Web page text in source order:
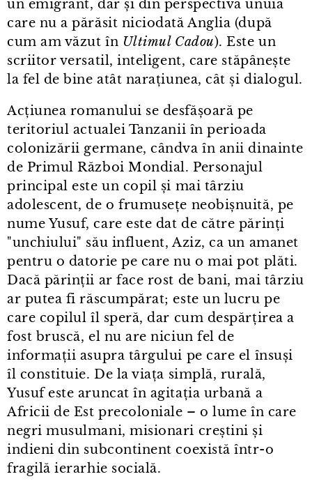
un emigrant, dar și din perspectiva unuia
care nu a părăsit niciodată Anglia (după
cum am văzut în Ultimul Cadou). Este un
scriitor versatil, inteligent, care stăpânește
la fel de bine atât narațiunea, cât și dialogul.
Acțiunea romanului se desfășoară pe
teritoriul actualei Tanzanii în perioada
colonizării germane, cândva în anii dinainte
de Primul Război Mondial. Personajul
principal este un copil și mai târziu
adolescent, de o frumusețe neobișnuită, pe
nume Yusuf, care este dat de către părinți
"unchiului" său influent, Aziz, ca un amanet
pentru o datorie pe care nu o mai pot plăti.
Dacă părinții ar face rost de bani, mai târziu
ar putea fi răscumpărat; este un lucru pe
care copilul îl speră, dar cum despărțirea a
fost bruscă, el nu are niciun fel de
informații asupra târgului pe care el însuși
îl constituie. De la viața simplă, rurală,
Yusuf este aruncat în agitația urbană a
Africii de Est precoloniale – o lume în care
negri musulmani, misionari creștini și
indieni din subcontinent coexistă într⁠-⁠o
fragilă ierarhie socială.